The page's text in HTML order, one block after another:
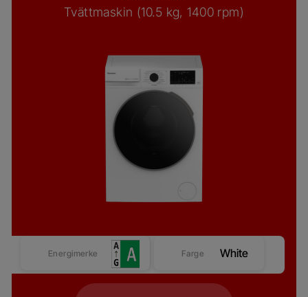
Tvättmaskin (10.5 kg, 1400 rpm)
Energimerke Farge White